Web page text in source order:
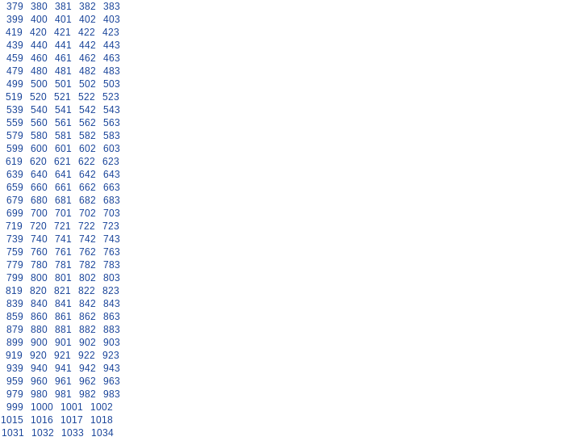
379 380 381 382
383
399 400 401 402
403
419 420 421 422
423
439 440 441 442
443
459 460 461 462
463
479 480 481 482
483
499 500 501 502
503
519 520 521 522
523
539 540 541 542
543
559 560 561 562
563
579 580 581 582
583
599 600 601 602
603
619 620 621 622
623
639 640 641 642
643
659 660 661 662
663
679 680 681 682
683
699 700 701 702
703
719 720 721 722
723
739 740 741 742
743
759 760 761 762
763
779 780 781 782
783
799 800 801 802
803
819 820 821 822
823
839 840 841 842
843
859 860 861 862
863
879 880 881 882
883
899 900 901 902
903
919 920 921 922
923
939 940 941 942
943
959 960 961 962
963
979 980 981 982
983
999 1000 1001
1002
1015 1016 1017
1018
1031 1032 1033
1034